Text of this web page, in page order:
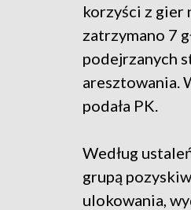
korzyści z gier
zatrzymano 7
podejrzanych
aresztowania.
podała PK.
Według
grupą
ulokowania,